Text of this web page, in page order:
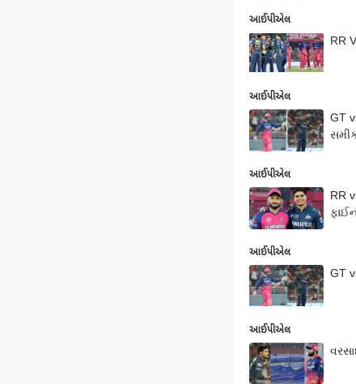
આઈપીએલ
RR
આઈપીએલ
GT
આઈપીએલ
RR
આઈપીએલ
GT
આઈપીએલ